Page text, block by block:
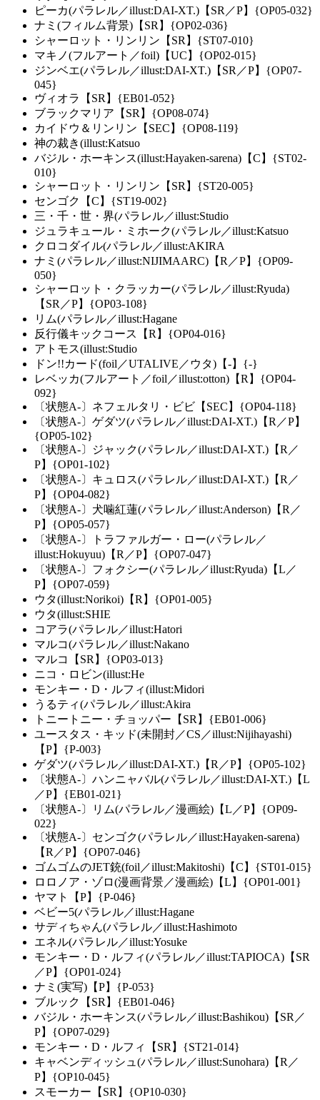
ピーカ(パラレル／illust:DAI-XT.)【SR／P】{OP05-032}
ナミ(フィルム背景)【SR】{OP02-036}
シャーロット・リンリン【SR】{ST07-010}
マキノ(フルアート／foil)【UC】{OP02-015}
ジンベエ(パラレル／illust:DAI-XT.)【SR／P】{OP07-
045}
ヴィオラ【SR】{EB01-052}
ブラックマリア【SR】{OP08-074}
カイドウ＆リンリン【SEC】{OP08-119}
神の裁き(illust:Katsuo
バジル・ホーキンス(illust:Hayaken-sarena)【C】{ST02-
010}
シャーロット・リンリン【SR】{ST20-005}
センゴク【C】{ST19-002}
三・千・世・界(パラレル／illust:Studio
ジュラキュール・ミホーク(パラレル／illust:Katsuo
クロコダイル(パラレル／illust:AKIRA
ナミ(パラレル／illust:NIJIMAARC)【R／P】{OP09-
050}
シャーロット・クラッカー(パラレル／illust:Ryuda)
【SR／P】{OP03-108}
リム(パラレル／illust:Hagane
反行儀キックコース【R】{OP04-016}
アトモス(illust:Studio
ドン!!カード(foil／UTALIVE／ウタ)【-】{-}
レベッカ(フルアート／foil／illust:otton)【R】{OP04-
092}
〔状態A-〕ネフェルタリ・ビビ【SEC】{OP04-118}
〔状態A-〕ゲダツ(パラレル／illust:DAI-XT.)【R／P】
{OP05-102}
〔状態A-〕ジャック(パラレル／illust:DAI-XT.)【R／
P】{OP01-102}
〔状態A-〕キュロス(パラレル／illust:DAI-XT.)【R／
P】{OP04-082}
〔状態A-〕犬噛紅蓮(パラレル／illust:Anderson)【R／
P】{OP05-057}
〔状態A-〕トラファルガー・ロー(パラレル／
illust:Hokuyuu)【R／P】{OP07-047}
〔状態A-〕フォクシー(パラレル／illust:Ryuda)【L／
P】{OP07-059}
ウタ(illust:Norikoi)【R】{OP01-005}
ウタ(illust:SHIE
コアラ(パラレル／illust:Hatori
マルコ(パラレル／illust:Nakano
マルコ【SR】{OP03-013}
ニコ・ロビン(illust:He
モンキー・D・ルフィ(illust:Midori
うるティ(パラレル／illust:Akira
トニートニー・チョッパー【SR】{EB01-006}
ユースタス・キッド(未開封／CS／illust:Nijihayashi)
【P】{P-003}
ゲダツ(パラレル／illust:DAI-XT.)【R／P】{OP05-102}
〔状態A-〕ハンニャバル(パラレル／illust:DAI-XT.)【L
／P】{EB01-021}
〔状態A-〕リム(パラレル／漫画絵)【L／P】{OP09-
022}
〔状態A-〕センゴク(パラレル／illust:Hayaken-sarena)
【R／P】{OP07-046}
ゴムゴムのJET銃(foil／illust:Makitoshi)【C】{ST01-015}
ロロノア・ゾロ(漫画背景／漫画絵)【L】{OP01-001}
ヤマト【P】{P-046}
ベビー5(パラレル／illust:Hagane
サディちゃん(パラレル／illust:Hashimoto
エネル(パラレル／illust:Yosuke
モンキー・D・ルフィ(パラレル／illust:TAPIOCA)【SR
／P】{OP01-024}
ナミ(実写)【P】{P-053}
ブルック【SR】{EB01-046}
バジル・ホーキンス(パラレル／illust:Bashikou)【SR／
P】{OP07-029}
モンキー・D・ルフィ【SR】{ST21-014}
キャベンディッシュ(パラレル／illust:Sunohara)【R／
P】{OP10-045}
スモーカー【SR】{OP10-030}